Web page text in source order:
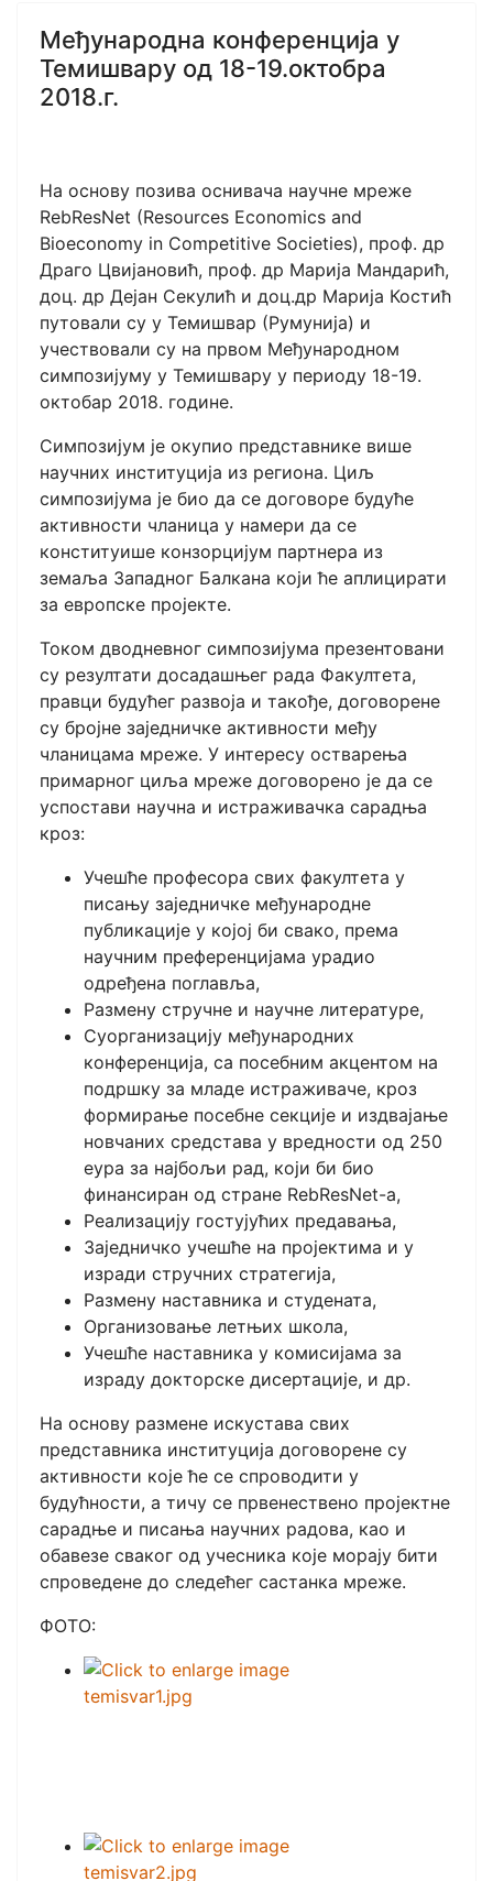
Mеђународна конференција у
Темишвару од 18-19.октобра
2018.г.
На основу позива оснивача научне мреже
RebResNet (Resources Economics and
Bioeconomy in Competitive Societies), проф. др
Драго Цвијановић, проф. др Марија Мандарић,
доц. др Дејан Секулић и доц.др Марија Костић
путовали су у Темишвар (Румунија) и
учествовали су на првом Међународном
симпозијуму у Темишвару у периоду 18-19.
октобар 2018. године.
Симпозијум је окупио представнике више
научних институција из региона. Циљ
симпозијума је био да се договоре будуће
активности чланица у намери да се
конституише конзорцијум партнера из
земаља Западног Балкана који ће аплицирати
за европске пројекте.
Током дводневног симпозијума презентовани
су резултати досадашњег рада Факултета,
правци будућег развоја и такође, договорене
су бројне заједничке активности међу
чланицама мреже. У интересу остварења
примарног циља мреже договорено је да се
успостави научна и истраживачка сарадња
кроз:
Учешће професора свих факултета у
писању заједничке међународне
публикације у којој би свако, према
научним преференцијама урадио
одређена поглавља,
Размену стручне и научне литературе,
Суорганизацију међународних
конференција, са посебним акцентом на
подршку за младе истраживаче, кроз
формирање посебне секције и издвајање
новчаних средстава у вредности од 250
еура за најбољи рад, који би био
финансиран од стране RebResNet-a,
Реализацију гостујућих предавања,
Заједничко учешће на пројектима и у
изради стручних стратегија,
Размену наставника и студената,
Организовање летњих школа,
Учешће наставника у комисијама за
израду докторске дисертације, и др.
На основу размене искустава свих
представника институција договорене су
активности које ће се спроводити у
будућности, а тичу се првенествено пројектне
сарадње и писања научних радова, као и
обавезе сваког од учесника које морају бити
спроведене до следећег састанка мреже.
ФОТО: